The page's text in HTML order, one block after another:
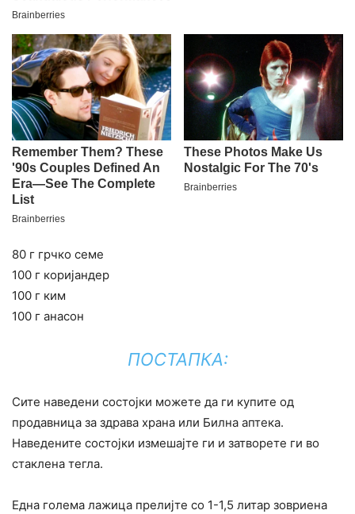
80 г грчко семе
100 г коријандер
100 г ким
100 г анасон
ПОСТАПКА:
Сите наведени состојки можете да ги купите од
продавница за здрава храна или Билна аптека.
Наведените состојки измешајте ги и затворете ги во
стаклена тегла.
Една голема лажица прелијте со 1-1,5 литар зовриена